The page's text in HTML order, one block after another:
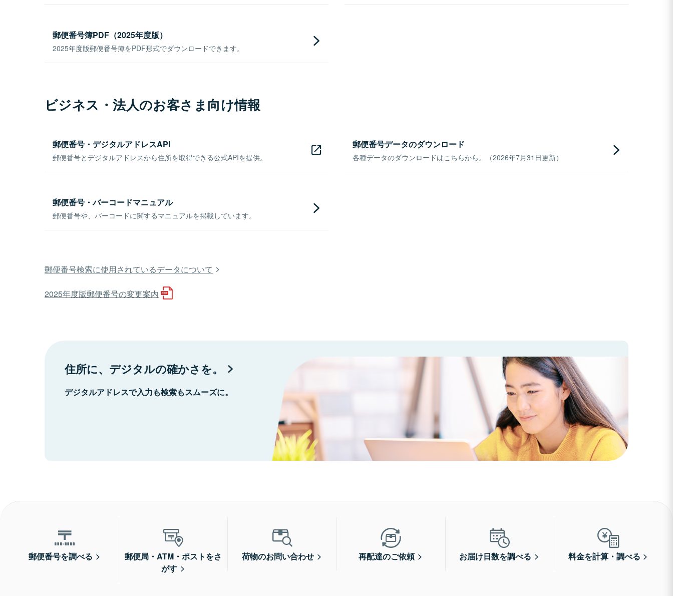
郵便番号簿PDF（2025年度版）
2025年度版郵便番号簿をPDF形式でダウンロードできます。
ビジネス・法人のお客さま向け情報
郵便番号・デジタルアドレスAPI
郵便番号とデジタルアドレスから住所を取得できる公式APIを提供。
郵便番号データのダウンロード
各種データのダウンロードはこちらから。（2026年7月31日更新）
郵便番号・バーコードマニュアル
郵便番号や、バーコードに関するマニュアルを掲載しています。
郵便番号検索に使用されているデータについて
2025年度版郵便番号の変更案内
住所に、デジタルの確かさを。
デジタルアドレスで入力も検索もスムーズに。
郵便番号を調べる
郵便局・ATM・ポストをさ
がす
荷物のお問い合わせ 再配達のご依頼 お届け日数を調べる 料金を計算・調べる